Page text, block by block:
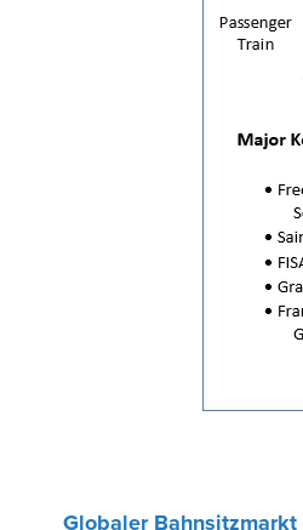
Globaler Bahnsitzmarkt